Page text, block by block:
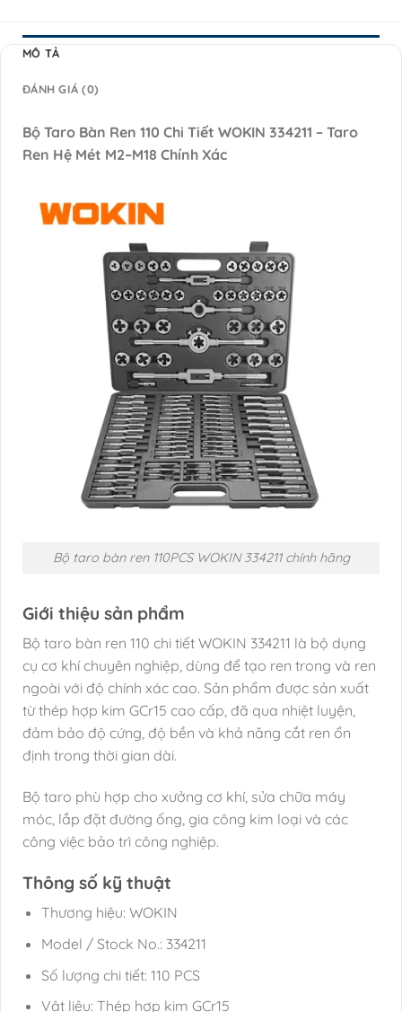
MÔ TẢ
ĐÁNH GIÁ (0)
Bộ Taro Bàn Ren 110 Chi Tiết WOKIN 334211 – Taro
Ren Hệ Mét M2–M18 Chính Xác
Bộ taro bàn ren 110PCS WOKIN 334211 chính hãng
Giới thiệu sản phẩm
Bộ taro bàn ren 110 chi tiết WOKIN 334211 là bộ dụng
cụ cơ khí chuyên nghiệp, dùng để tạo ren trong và ren
ngoài với độ chính xác cao. Sản phẩm được sản xuất
từ thép hợp kim GCr15 cao cấp, đã qua nhiệt luyện,
đảm bảo độ cứng, độ bền và khả năng cắt ren ổn
định trong thời gian dài.
Bộ taro phù hợp cho xưởng cơ khí, sửa chữa máy
móc, lắp đặt đường ống, gia công kim loại và các
công việc bảo trì công nghiệp.
Thông số kỹ thuật
Thương hiệu: WOKIN
Model / Stock No.: 334211
Số lượng chi tiết: 110 PCS
Vật liệu: Thép hợp kim GCr15